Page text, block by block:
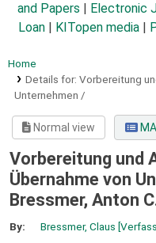
and Papers
Electronic
Loan
KITopen media
Home
Details for: Vorbereitung
Unternehmen /
Normal view
Vorbereitung und
Übernahme von
Bressmer, Anton
By: Bressmer, Claus